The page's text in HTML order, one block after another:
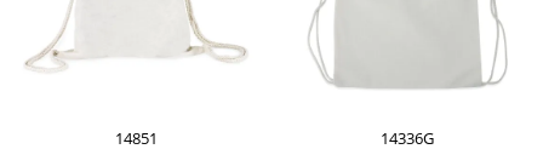
14851 14336G